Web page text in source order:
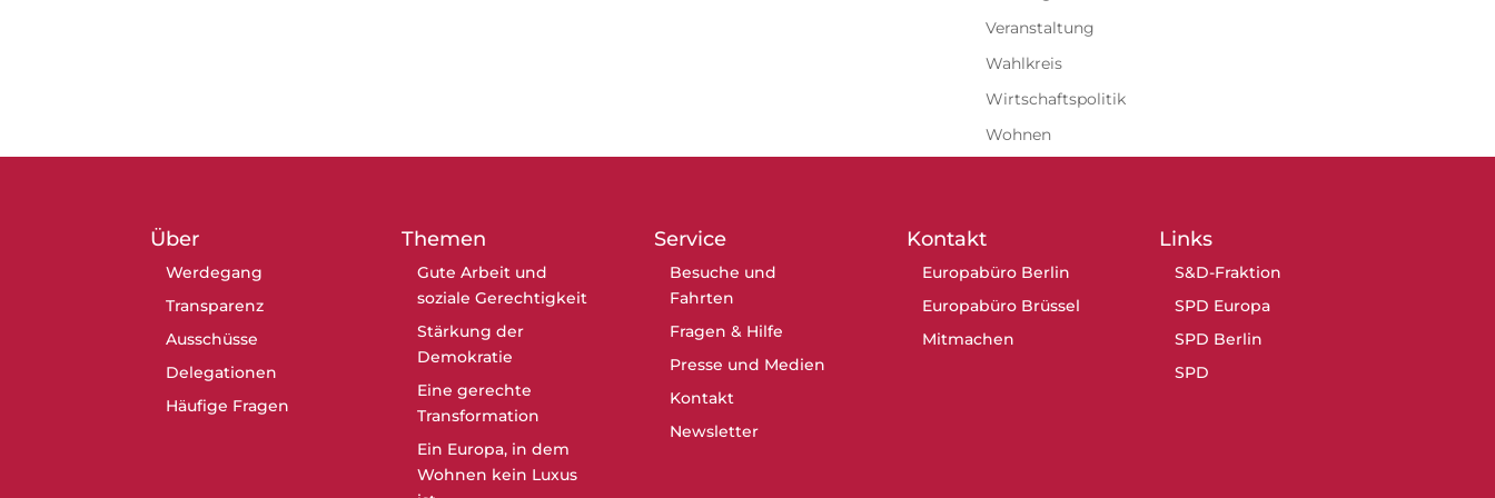
Veranstaltung
Wahlkreis
Wirtschaftspolitik
Wohnen
Über
Werdegang
Transparenz
Ausschüsse
Delegationen
Häufige Fragen
Themen
Gute Arbeit und
soziale Gerechtigkeit
Stärkung der
Demokratie
Eine gerechte
Transformation
Ein Europa, in dem
Wohnen kein Luxus
Service
Besuche und
Fahrten
Fragen & Hilfe
Presse und Medien
Kontakt
Newsletter
Kontakt
Europabüro Berlin
Europabüro Brüssel
Mitmachen
Links
S&D-Fraktion
SPD Europa
SPD Berlin
SPD